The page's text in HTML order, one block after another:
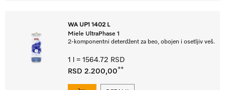
WA UP1 1402 L
Miele UltraPhase 1
2-komponentni deterdžent za beo, obojen i osetljiv veš.
1 l = 1564.72 RSD
RSD 2.200,00**